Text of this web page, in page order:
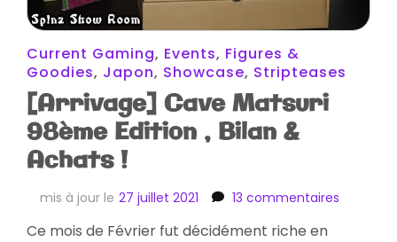
Current Gaming, Events, Figures &
Goodies, Japon, Showcase, Stripteases
[Arrivage] Cave Matsuri
98ème Edition , Bilan &
Achats !
mis à jour le 27 juillet 2021 13 commentaires
Ce mois de Février fut décidément riche en